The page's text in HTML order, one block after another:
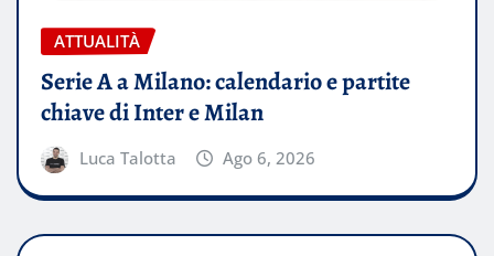
ATTUALITÀ
Serie A a Milano: calendario e partite
chiave di Inter e Milan
Luca Talotta Ago 6, 2026